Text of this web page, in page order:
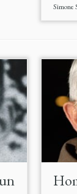
Simone